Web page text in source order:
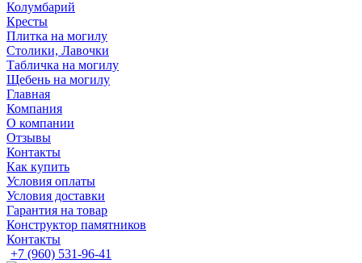
Колумбарий
Кресты
Плитка на могилу
Столики, Лавочки
Табличка на могилу
Щебень на могилу
Главная
Компания
О компании
Отзывы
Контакты
Как купить
Условия оплаты
Условия доставки
Гарантия на товар
Конструктор памятников
Контакты
+7 (960) 531-96-41